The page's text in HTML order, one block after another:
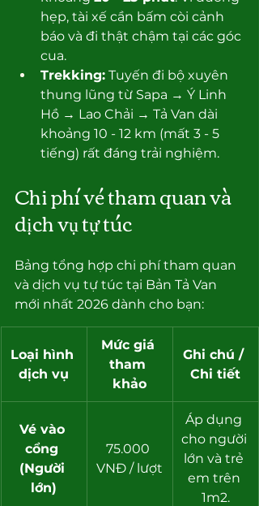
hẹp, tài xế cần bấm còi cảnh
báo và đi thật chậm tại các góc
cua.
Trekking: Tuyến đi bộ xuyên
thung lũng từ Sapa → Ý Linh
Hồ → Lao Chải → Tả Van dài
khoảng 10 - 12 km (mất 3 - 5
tiếng) rất đáng trải nghiệm.
Chi phí vé tham quan và
dịch vụ tự túc
Bảng tổng hợp chi phí tham quan
và dịch vụ tự túc tại Bản Tả Van
mới nhất 2026 dành cho bạn:
Loại hình
dịch vụ
Mức giá
tham
khảo
Ghi chú /
Chi tiết
Vé vào
cổng
(Người
lớn)
75.000
VNĐ / lượt
Áp dụng
cho người
lớn và trẻ
em trên
1m2.